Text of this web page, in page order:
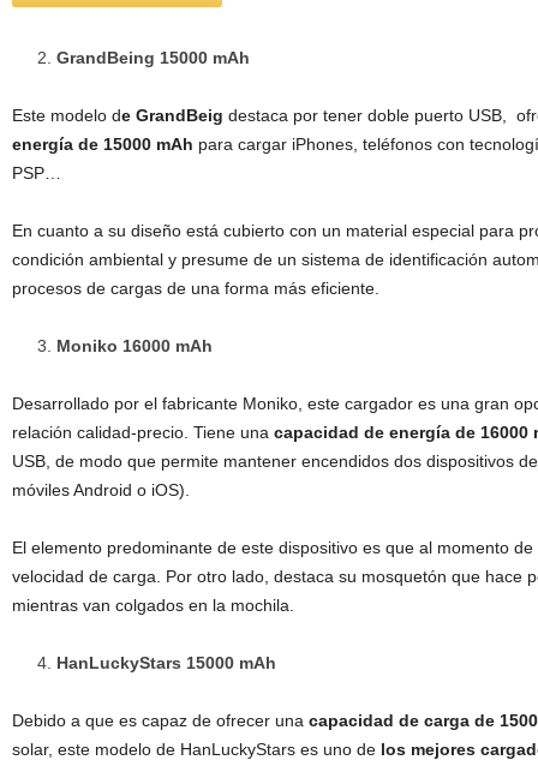
GrandBeing 15000 mAh
Este modelo de GrandBeig destaca por tener doble puerto USB,
energía de 15000 mAh para cargar iPhones, teléfonos con
PSP…
En cuanto a su diseño está cubierto con un material especial para
condición ambiental y presume de un sistema de identificación
procesos de cargas de una forma más eficiente.
Moniko 16000 mAh
Desarrollado por el fabricante Moniko, este cargador es una gran
relación calidad-precio. Tiene una capacidad de energía de 16000
USB, de modo que permite mantener encendidos dos dispositivos
móviles Android o iOS).
El elemento predominante de este dispositivo es que al momento
velocidad de carga. Por otro lado, destaca su mosquetón que hace
mientras van colgados en la mochila.
HanLuckyStars 15000 mAh
Debido a que es capaz de ofrecer una capacidad de carga de
solar, este modelo de HanLuckyStars es uno de los mejores